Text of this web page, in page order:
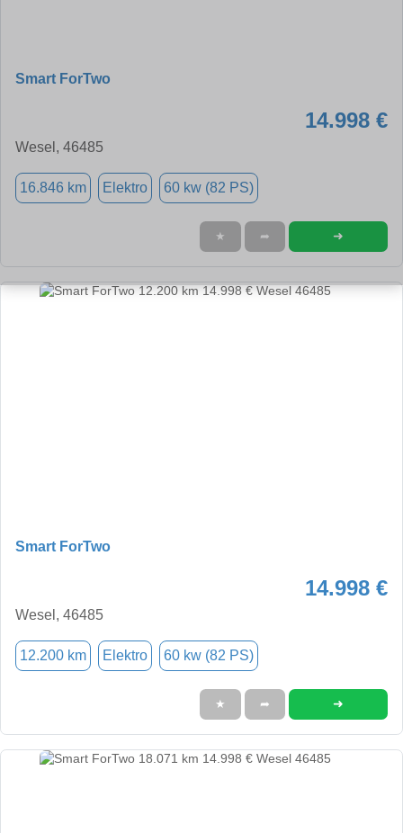
Smart ForTwo
14.998 €
Wesel, 46485
16.846 km Elektro 60 kw (82 PS)
★ ➦ ➜
Smart ForTwo
14.998 €
Wesel, 46485
12.200 km Elektro 60 kw (82 PS)
★ ➦ ➜